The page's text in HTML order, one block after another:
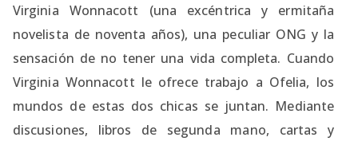
Virginia Wonnacott (una excéntrica y ermitaña
novelista de noventa años), una peculiar ONG y la
sensación de no tener una vida completa. Cuando
Virginia Wonnacott le ofrece trabajo a Ofelia, los
mundos de estas dos chicas se juntan. Mediante
discusiones, libros de segunda mano, cartas y